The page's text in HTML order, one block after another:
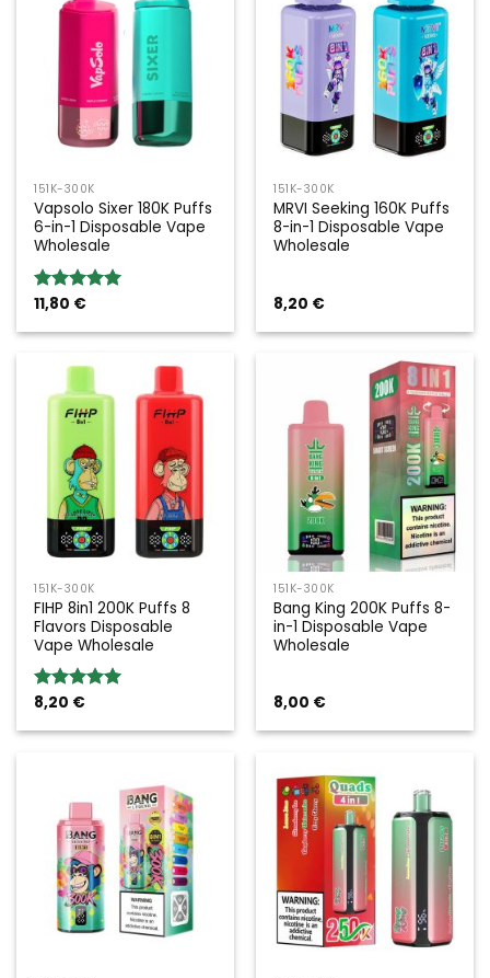
151K-300K
Vapsolo Sixer 180K Puffs
6-in-1 Disposable Vape
Wholesale
Bewertung:
11,80 €
151K-300K
MRVI Seeking 160K Puffs
8-in-1 Disposable Vape
Wholesale
8,20 €
151K-300K
FIHP 8in1 200K Puffs 8
Flavors Disposable
Vape Wholesale
Bewertung:
8,20 €
151K-300K
Bang King 200K Puffs 8-
in-1 Disposable Vape
Wholesale
8,00 €